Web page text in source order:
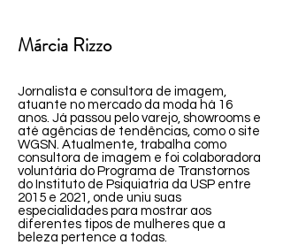
Márcia Rizzo
Jornalista e consultora de imagem,
atuante no mercado da moda há 16
anos. Já passou pelo varejo, showrooms e
até agências de tendências, como o site
WGSN. Atualmente, trabalha como
consultora de imagem e foi colaboradora
voluntária do Programa de Transtornos
do Instituto de Psiquiatria da USP entre
2015 e 2021, onde uniu suas
especialidades para mostrar aos
diferentes tipos de mulheres que a
beleza pertence a todas.